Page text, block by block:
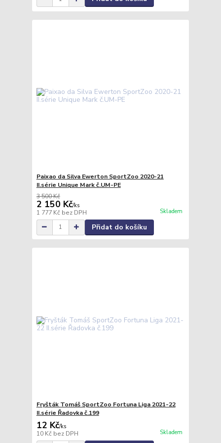
Paixao da Silva Ewerton SportZoo 2020-21
II.série Unique Mark č.UM-PE
3 500 Kč
2 150 Kč/ks
1 777 Kč bez DPH Skladem
Přidat do košíku
Fryšták Tomáš SportZoo Fortuna Liga 2021-22
II.série Řadovka č.199
12 Kč/ks
10 Kč bez DPH Skladem